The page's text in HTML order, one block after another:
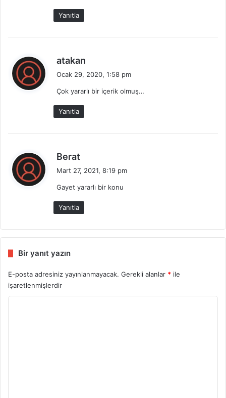
Yanıtla
atakan
i
Ocak 29, 2020, 1:58 pm
Çok yararlı bir içerik olmuş…
Yanıtla
Berat
i
k
i
Mart 27, 2021, 8:19 pm
Gayet yararlı bir konu
Yanıtla
Bir yanıt yazın
E-posta adresiniz yayınlanmayacak. Gerekli alanlar * ile
işaretlenmişlerdir